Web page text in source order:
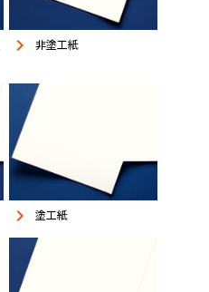
keyboard_arrow_right 非塗工紙
keyboard_arrow_right 塗工紙